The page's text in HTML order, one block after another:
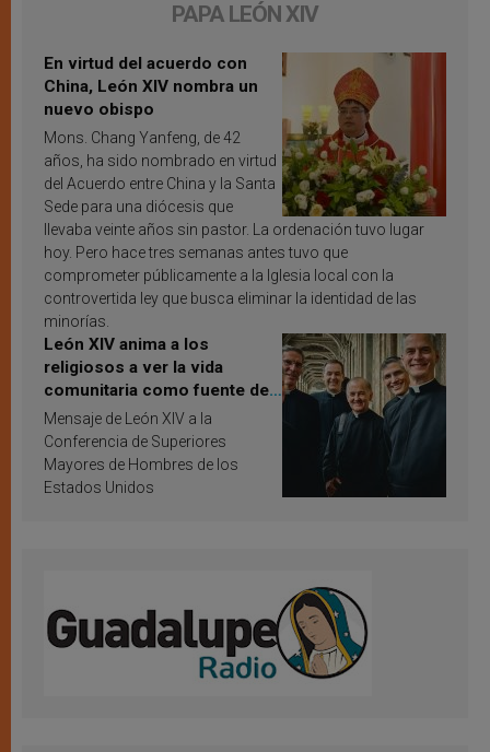
PAPA LEÓN XIV
En virtud del acuerdo con
China, León XIV nombra un
nuevo obispo
Mons. Chang Yanfeng, de 42
años, ha sido nombrado en virtud
del Acuerdo entre China y la Santa
Sede para una diócesis que
llevaba veinte años sin pastor. La ordenación tuvo lugar
hoy. Pero hace tres semanas antes tuvo que
comprometer públicamente a la Iglesia local con la
controvertida ley que busca eliminar la identidad de las
minorías.
León XIV anima a los
religiosos a ver la vida
comunitaria como fuente de
inspiración y santificación
Mensaje de León XIV a la
Conferencia de Superiores
Mayores de Hombres de los
Estados Unidos